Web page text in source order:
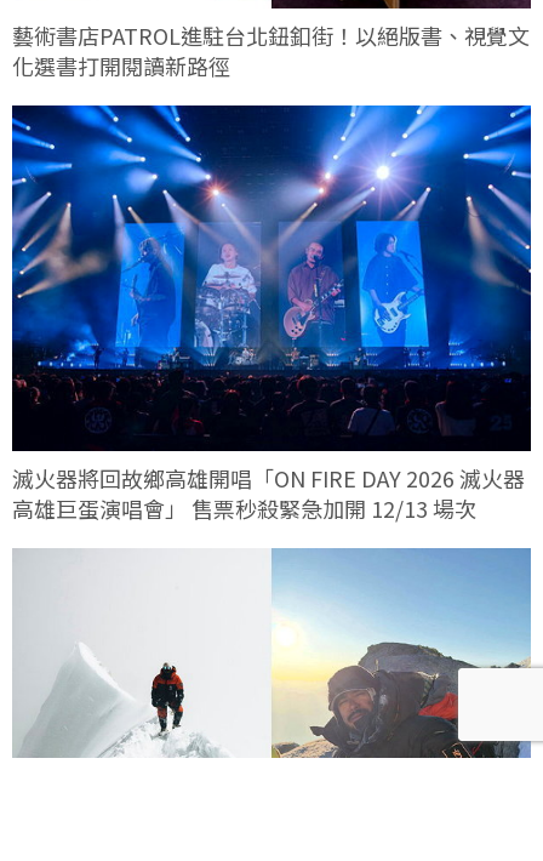
藝術書店PATROL進駐台北鈕釦街！以絕版書、視覺文
化選書打開閱讀新路徑
滅火器將回故鄉高雄開唱「ON FIRE DAY 2026 滅火器
高雄巨蛋演唱會」 售票秒殺緊急加開 12/13 場次